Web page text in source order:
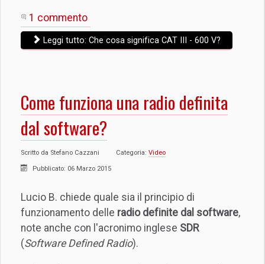
1 commento
Leggi tutto: Che cosa significa CAT III - 600 V?
Come funziona una radio definita
dal software?
Scritto da Stefano Cazzani Categoria: Video
Pubblicato: 06 Marzo 2015
Lucio B. chiede quale sia il principio di
funzionamento delle radio definite dal software,
note anche con l'acronimo inglese SDR
(Software Defined Radio).